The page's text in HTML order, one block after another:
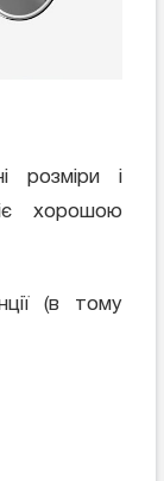
розміри і
хорошою
(в тому